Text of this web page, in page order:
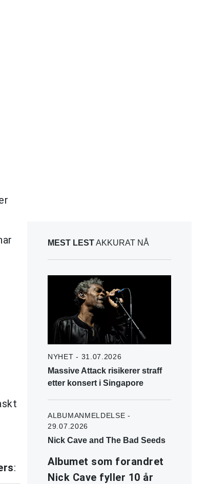
:
MEST LESTAKKURAT NÅ
NYHET - 31.07.2026
Massive Attack risikerer straff
etter konsert i Singapore
ALBUMANMELDELSE -
29.07.2026
Nick Cave and The Bad Seeds
Albumet som forandret
Nick Cave fyller 10 år